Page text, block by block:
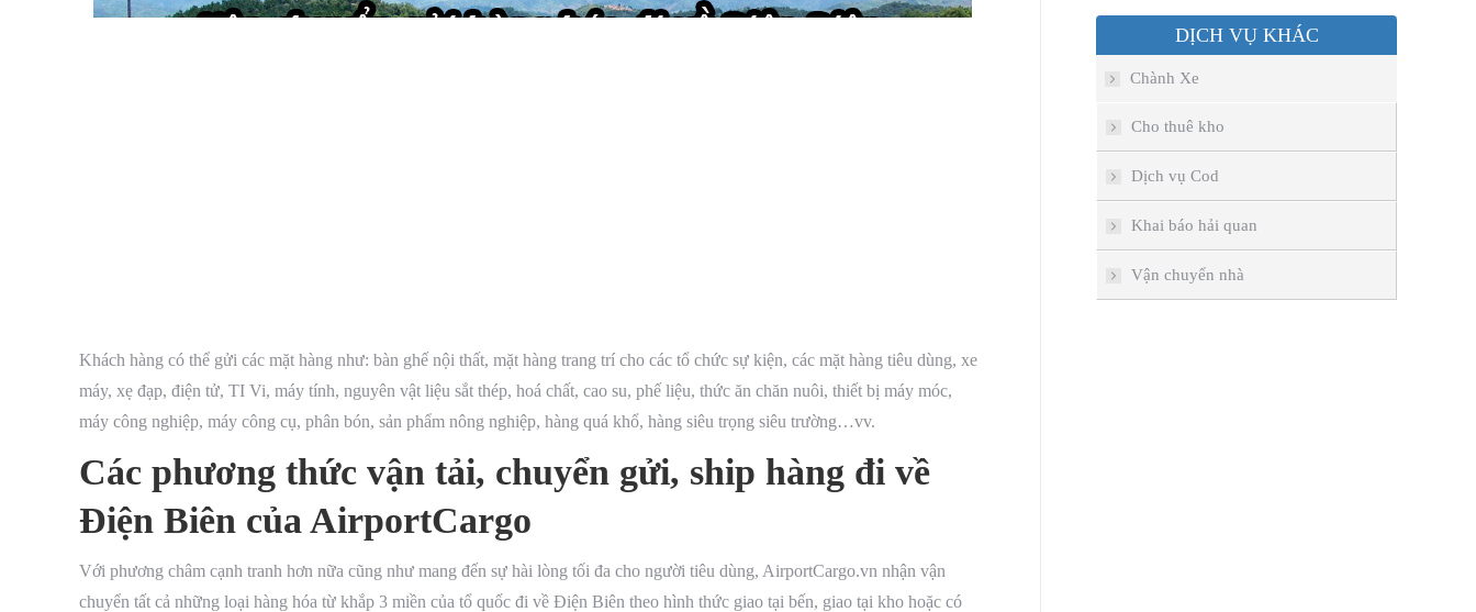
Khách hàng có thể gửi các mặt hàng như: bàn ghế nội thất, mặt hàng trang trí cho các tổ chức sự kiện, các mặt hàng tiêu dùng, xe
máy, xẹ đạp, điện tử, TI Vi, máy tính, nguyên vật liệu sắt thép, hoá chất, cao su, phế liệu, thức ăn chăn nuôi, thiết bị máy móc,
máy công nghiệp, máy công cụ, phân bón, sản phẩm nông nghiệp, hàng quá khổ, hàng siêu trọng siêu trường…vv.
Các phương thức vận tải, chuyển gửi, ship hàng đi về
Điện Biên của AirportCargo
Với phương châm cạnh tranh hơn nữa cũng như mang đến sự hài lòng tối đa cho người tiêu dùng, AirportCargo.vn nhận vận
chuyển tất cả những loại hàng hóa từ khắp 3 miền của tổ quốc đi về Điện Biên theo hình thức giao tại bến, giao tại kho hoặc có
DỊCH VỤ KHÁC
Chành Xe
Cho thuê kho
Dịch vụ Cod
Khai báo hải quan
Vận chuyển nhà